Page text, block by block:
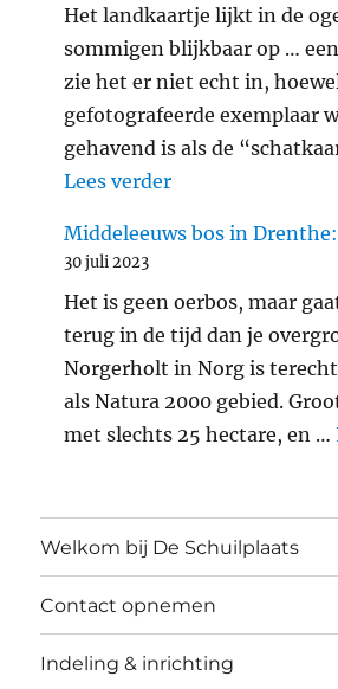
Het landkaartje lijkt in de
sommigen blijkbaar op …
zie het er niet echt in,
gefotografeerde exemplaar
gehavend is als de
Lees verder"Araschnia
Middeleeuws bos in
30 juli 2023
Het is geen oerbos, maar
terug in de tijd dan je
Norgerholt in Norg is
als Natura 2000 gebied.
met slechts 25 hectare, en …
Welkom bij De Schuilplaats
Contact opnemen
Indeling & inrichting